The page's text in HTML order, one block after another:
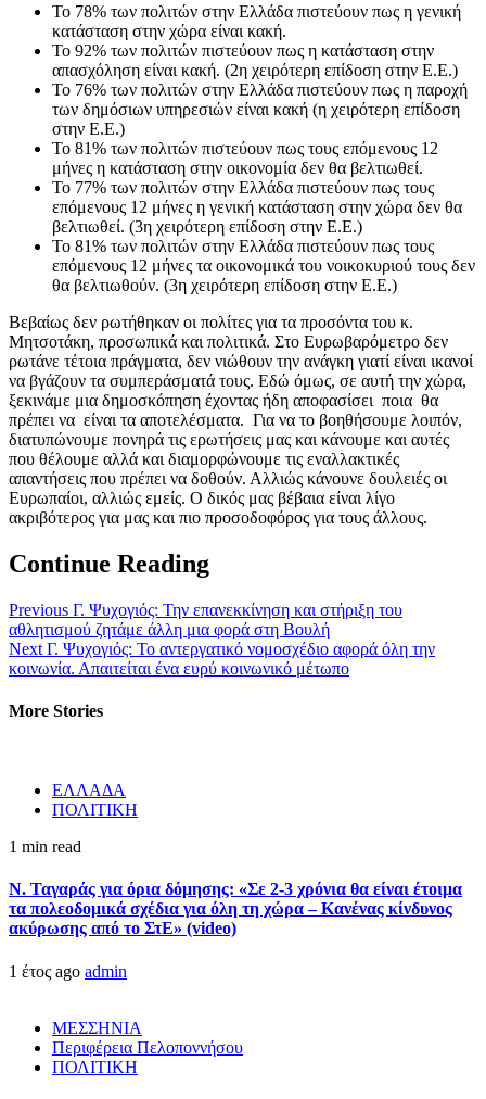
Το 78% των πολιτών στην Ελλάδα πιστεύουν πως η γενική
κατάσταση στην χώρα είναι κακή.
Το 92% των πολιτών πιστεύουν πως η κατάσταση στην
απασχόληση είναι κακή. (2η χειρότερη επίδοση στην Ε.Ε.)
Το 76% των πολιτών στην Ελλάδα πιστεύουν πως η παροχή
των δημόσιων υπηρεσιών είναι κακή (η χειρότερη επίδοση
στην Ε.Ε.)
Το 81% των πολιτών πιστεύουν πως τους επόμενους 12
μήνες η κατάσταση στην οικονομία δεν θα βελτιωθεί.
Το 77% των πολιτών στην Ελλάδα πιστεύουν πως τους
επόμενους 12 μήνες η γενική κατάσταση στην χώρα δεν θα
βελτιωθεί. (3η χειρότερη επίδοση στην Ε.Ε.)
Το 81% των πολιτών στην Ελλάδα πιστεύουν πως τους
επόμενους 12 μήνες τα οικονομικά του νοικοκυριού τους δεν
θα βελτιωθούν. (3η χειρότερη επίδοση στην Ε.Ε.)
Βεβαίως δεν ρωτήθηκαν οι πολίτες για τα προσόντα του κ.
Μητσοτάκη, προσωπικά και πολιτικά. Στο Ευρωβαρόμετρο δεν
ρωτάνε τέτοια πράγματα, δεν νιώθουν την ανάγκη γιατί είναι ικανοί
να βγάζουν τα συμπεράσματά τους. Εδώ όμως, σε αυτή την χώρα,
ξεκινάμε μια δημοσκόπηση έχοντας ήδη αποφασίσει ποια θα
πρέπει να είναι τα αποτελέσματα. Για να το βοηθήσουμε λοιπόν,
διατυπώνουμε πονηρά τις ερωτήσεις μας και κάνουμε και αυτές
που θέλουμε αλλά και διαμορφώνουμε τις εναλλακτικές
απαντήσεις που πρέπει να δοθούν. Αλλιώς κάνουνε δουλειές οι
Ευρωπαίοι, αλλιώς εμείς. Ο δικός μας βέβαια είναι λίγο
ακριβότερος για μας και πιο προσοδοφόρος για τους άλλους.
Continue Reading
Previous Γ. Ψυχογιός: Την επανεκκίνηση και στήριξη του
αθλητισμού ζητάμε άλλη μια φορά στη Βουλή
Next Γ. Ψυχογιός: Το αντεργατικό νομοσχέδιο αφορά όλη την
κοινωνία. Απαιτείται ένα ευρύ κοινωνικό μέτωπο
More Stories
ΕΛΛΑΔΑ
ΠΟΛΙΤΙΚΗ
1 min read
Ν. Ταγαράς για όρια δόμησης: «Σε 2-3 χρόνια θα είναι έτοιμα
τα πολεοδομικά σχέδια για όλη τη χώρα – Κανένας κίνδυνος
ακύρωσης από το ΣτΕ» (video)
1 έτος ago admin
ΜΕΣΣΗΝΙΑ
Περιφέρεια Πελοποννήσου
ΠΟΛΙΤΙΚΗ